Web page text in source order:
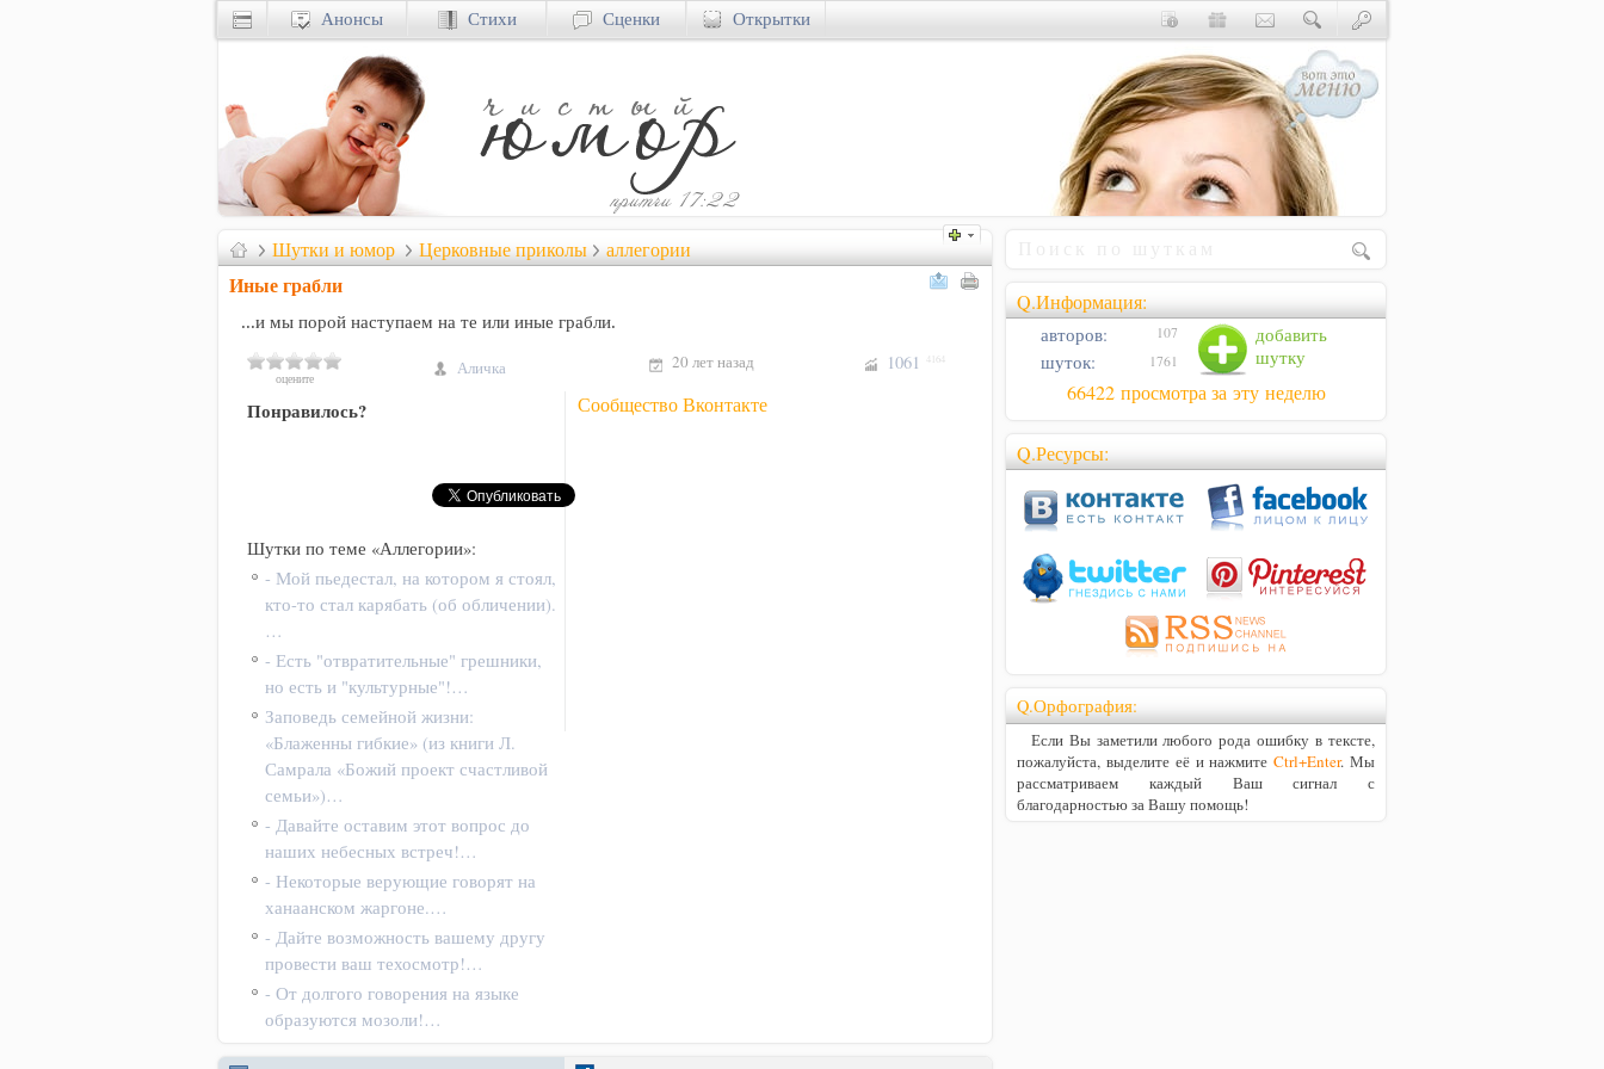
Шутки и юмор Церковные приколы аллегории
Иные грабли
...и мы порой наступаем на те или иные грабли.
оцените Аличка 20 лет назад 1061 4164
Сообщество Вконтакте
Понравилось?
Шутки по теме «Аллегории»:
- Мой пьедестал, на котором я стоял,
кто-то стал карябать (об обличении).
…
- Есть "отвратительные" грешники,
но есть и "культурные"!…
Заповедь семейной жизни:
«Блаженны гибкие» (из книги Л.
Самрала «Божий проект счастливой
семьи»)…
- Давайте оставим этот вопрос до
наших небесных встреч!…
- Некоторые верующие говорят на
ханаанском жаргоне.…
- Дайте возможность вашему другу
провести ваш техосмотр!…
- От долгого говорения на языке
образуются мозоли!…
Q.Информация:
добавить
шутку
авторов: 107
шуток: 1761
66422 просмотра за эту неделю
Q.Ресурсы:
Q.Орфография:
Если Вы заметили любого рода ошибку в тексте,
пожалуйста, выделите её и нажмитеCtrl+Enter. Мы
рассматриваем каждый Ваш сигнал с
благодарностью за Вашу помощь!
Анонсы Стихи Сценки Открытки